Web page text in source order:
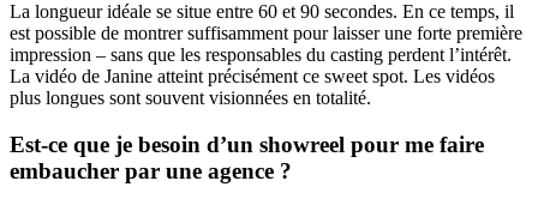
La longueur idéale se situe entre 60 et 90 secondes. En ce temps, il
est possible de montrer suffisamment pour laisser une forte première
impression – sans que les responsables du casting perdent l’intérêt.
La vidéo de Janine atteint précisément ce sweet spot. Les vidéos
plus longues sont souvent visionnées en totalité.
Est-ce que je besoin d’un showreel pour me faire
embaucher par une agence ?